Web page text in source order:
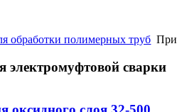
обработки полимерных труб
электромуфтовой сварки